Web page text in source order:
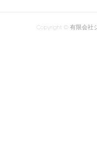
Copyright © 有限会社